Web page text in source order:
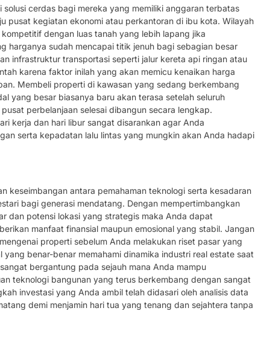
cerdas bagi mereka yang memiliki anggaran terbatas
pusat kegiatan ekonomi atau perkantoran di ibu kota. Wilayah
dengan luas tanah yang lebih lapang jika
harganya sudah mencapai titik jenuh bagi sebagian besar
infrastruktur transportasi seperti jalur kereta api ringan atau
karena faktor inilah yang akan memicu kenaikan harga
Membeli properti di kawasan yang sedang berkembang
yang besar biasanya baru akan terasa setelah seluruh
perbelanjaan selesai dibangun secara lengkap.
kerja dan hari libur sangat disarankan agar Anda
serta kepadatan lalu lintas yang mungkin akan Anda hadapi
keseimbangan antara pemahaman teknologi serta kesadaran
bagi generasi mendatang. Dengan mempertimbangkan
dan potensi lokasi yang strategis maka Anda dapat
manfaat finansial maupun emosional yang stabil. Jangan
properti sebelum Anda melakukan riset pasar yang
benar-benar memahami dinamika industri real estate saat
bergantung pada sejauh mana Anda mampu
teknologi bangunan yang terus berkembang dengan sangat
investasi yang Anda ambil telah didasari oleh analisis data
demi menjamin hari tua yang tenang dan sejahtera tanpa